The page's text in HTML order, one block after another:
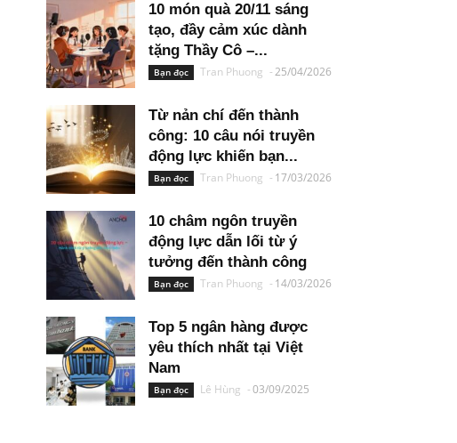
10 món quà 20/11 sáng
tạo, đầy cảm xúc dành
tặng Thầy Cô –...
Bạn đọc Tran Phuong -25/04/2026
Từ nản chí đến thành
công: 10 câu nói truyền
động lực khiến bạn...
Bạn đọc Tran Phuong - 17/03/2026
10 châm ngôn truyền
động lực dẫn lối từ ý
tưởng đến thành công
Bạn đọc Tran Phuong - 14/03/2026
Top 5 ngân hàng được
yêu thích nhất tại Việt
Nam
Bạn đọc Lê Hùng -03/09/2025